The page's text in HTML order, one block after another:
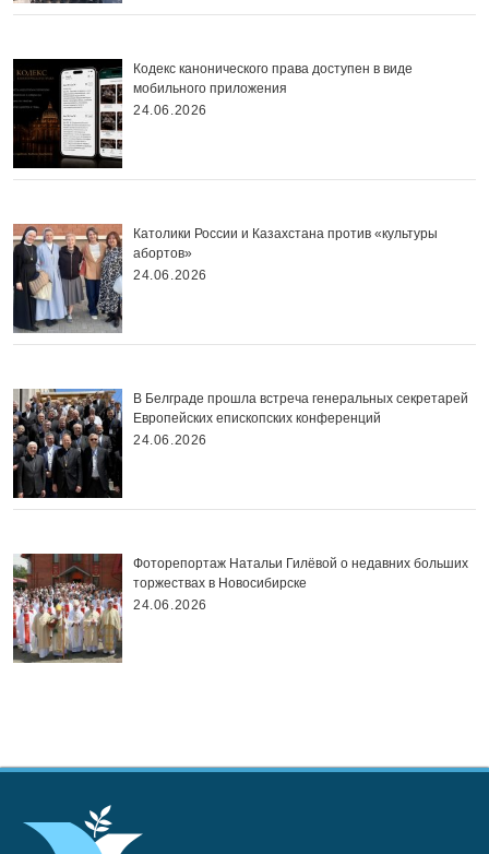
Кодекс канонического права доступен в виде
мобильного приложения
24.06.2026
Католики России и Казахстана против «культуры
абортов»
24.06.2026
В Белграде прошла встреча генеральных секретарей
Европейских епископских конференций
24.06.2026
Фоторепортаж Натальи Гилёвой о недавних больших
торжествах в Новосибирске
24.06.2026